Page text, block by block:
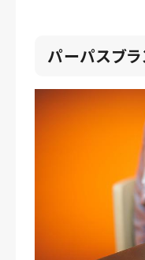
パーパスブラ